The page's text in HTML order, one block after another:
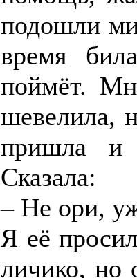
подошли
время
поймёт.
шевелила,
пришла и
Сказала:
– Не ори,
Я её
личико, но